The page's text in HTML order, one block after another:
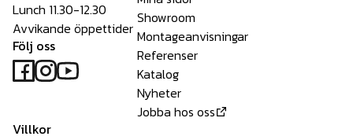
Lunch 11.30-12.30
Avvikande öppettider
Följ oss
Showroom
Montageanvisningar
Referenser
Katalog
Nyheter
Jobba hos oss
Villkor